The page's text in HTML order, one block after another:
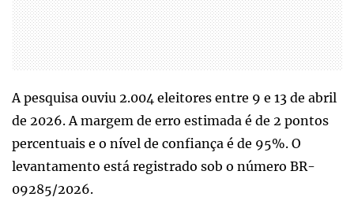
A pesquisa ouviu 2.004 eleitores entre 9 e 13 de abril
de 2026. A margem de erro estimada é de 2 pontos
percentuais e o nível de confiança é de 95%. O
levantamento está registrado sob o número BR-
09285/2026.